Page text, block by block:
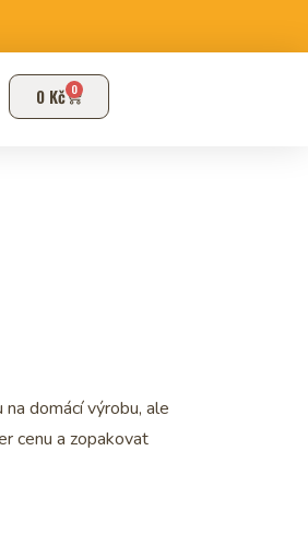
0 Kč 0
domácí výrobu, ale
cenu a zopakovat